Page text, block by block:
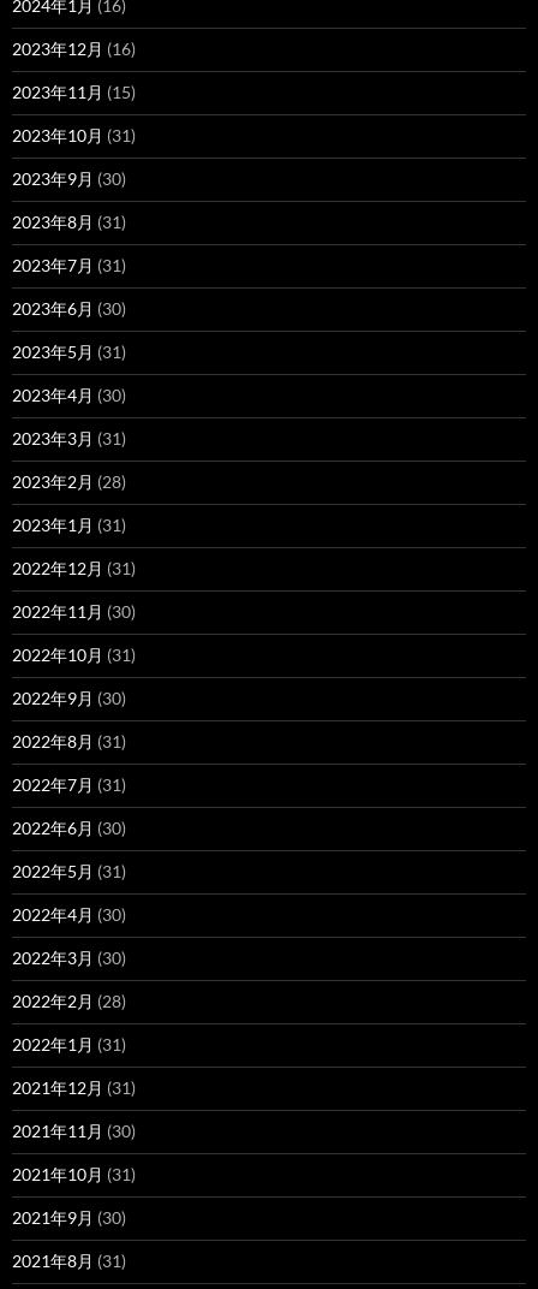
2024年1月 (16)
2023年12月 (16)
2023年11月 (15)
2023年10月 (31)
2023年9月 (30)
2023年8月 (31)
2023年7月 (31)
2023年6月 (30)
2023年5月 (31)
2023年4月 (30)
2023年3月 (31)
2023年2月 (28)
2023年1月 (31)
2022年12月 (31)
2022年11月 (30)
2022年10月 (31)
2022年9月 (30)
2022年8月 (31)
2022年7月 (31)
2022年6月 (30)
2022年5月 (31)
2022年4月 (30)
2022年3月 (30)
2022年2月 (28)
2022年1月 (31)
2021年12月 (31)
2021年11月 (30)
2021年10月 (31)
2021年9月 (30)
2021年8月 (31)